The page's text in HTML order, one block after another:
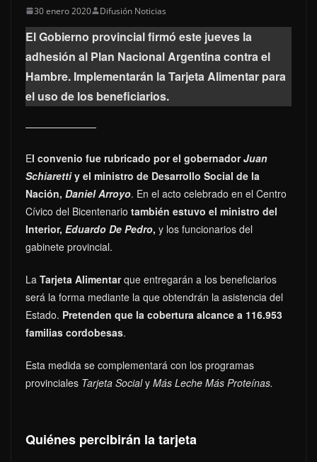
30 enero 2020 Difusión Noticias
El Gobierno provincial firmó este jueves la
adhesión al Plan Nacional Argentina contra el
Hambre. Implementarán la Tarjeta Alimentar para
el uso de los beneficiarios.
El convenio fue rubricado por el gobernadorJuan
Schiarettiy el ministro de Desarrollo Social de la
Nación, Daniel Arroyo. En el acto celebrado en el Centro
Cívico del Bicentenario también estuvo el ministro del
Interior, Eduardo De Pedro, y los funcionarios del
gabinete provincial.
La Tarjeta Alimentarque entregarán a los beneficiarios
será la forma mediante la que obtendrán la asistencia del
Estado. Pretenden que la cobertura alcance a 116.953
familias cordobesas.
Esta medida se complementará con los programas
provinciales Tarjeta Socialy Más Leche Más Proteínas.
Quiénes percibirán la tarjeta